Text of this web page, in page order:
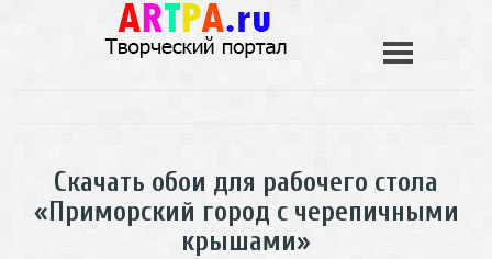
Скачать обои для рабочего стола
«Приморский город с черепичными
крышами»